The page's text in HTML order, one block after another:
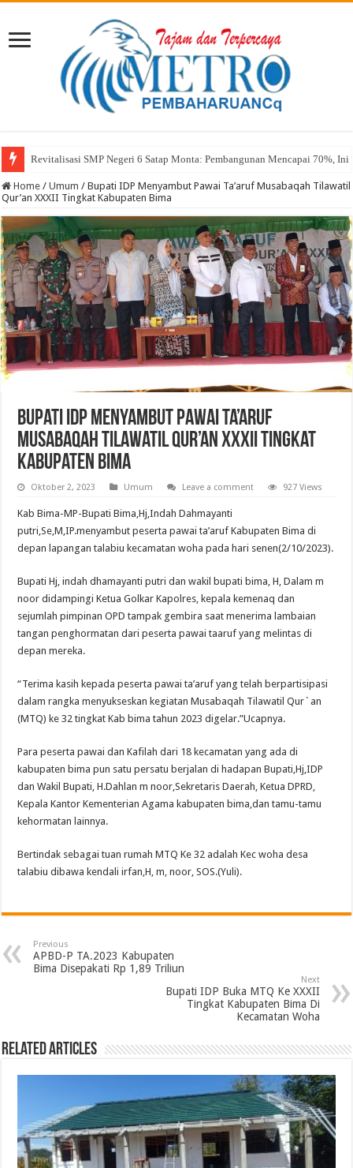
Revitalisasi SMP Negeri 6 Satap Monta: Pembangunan Mencapai 70%,
Sekda Abul: Pelantikan adalah Pengakuan Kompetensi
Home / Umum / Bupati IDP Menyambut Pawai Ta’aruf Musabaqah Tilawatil
Qur’an XXXII Tingkat Kabupaten Bima
Bupati IDP Menyambut Pawai Ta’aruf
Musabaqah Tilawatil Qur’an XXXII Tingkat
Kabupaten Bima
Oktober 2, 2023 Umum Leave a comment 927 Views
Kab Bima-MP-Bupati Bima,Hj,Indah Dahmayanti
putri,Se,M,IP.menyambut peserta pawai ta’aruf Kabupaten Bima di
depan lapangan talabiu kecamatan woha pada hari senen(2/10/2023).
Bupati Hj, indah dhamayanti putri dan wakil bupati bima, H, Dalam m
noor didampingi Ketua Golkar Kapolres, kepala kemenaq dan
sejumlah pimpinan OPD tampak gembira saat menerima lambaian
tangan penghormatan dari peserta pawai taaruf yang melintas di
depan mereka.
“Terima kasih kepada peserta pawai ta’aruf yang telah berpartisipasi
dalam rangka menyukseskan kegiatan Musabaqah Tilawatil Qur`an
(MTQ) ke 32 tingkat Kab bima tahun 2023 digelar.”Ucapnya.
Para peserta pawai dan Kafilah dari 18 kecamatan yang ada di
kabupaten bima pun satu persatu berjalan di hadapan Bupati,Hj,IDP
dan Wakil Bupati, H.Dahlan m noor,Sekretaris Daerah, Ketua DPRD,
Kepala Kantor Kementerian Agama kabupaten bima,dan tamu-tamu
kehormatan lainnya.
Bertindak sebagai tuan rumah MTQ Ke 32 adalah Kec woha desa
talabiu dibawa kendali irfan,H, m, noor, SOS.(Yuli).
Previous
APBD-P TA.2023 Kabupaten
Bima Disepakati Rp 1,89 Triliun
Next
Bupati IDP Buka MTQ Ke XXXII
Tingkat Kabupaten Bima Di
Kecamatan Woha
Related Articles